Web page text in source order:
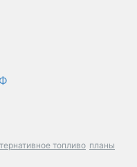
топливо планы